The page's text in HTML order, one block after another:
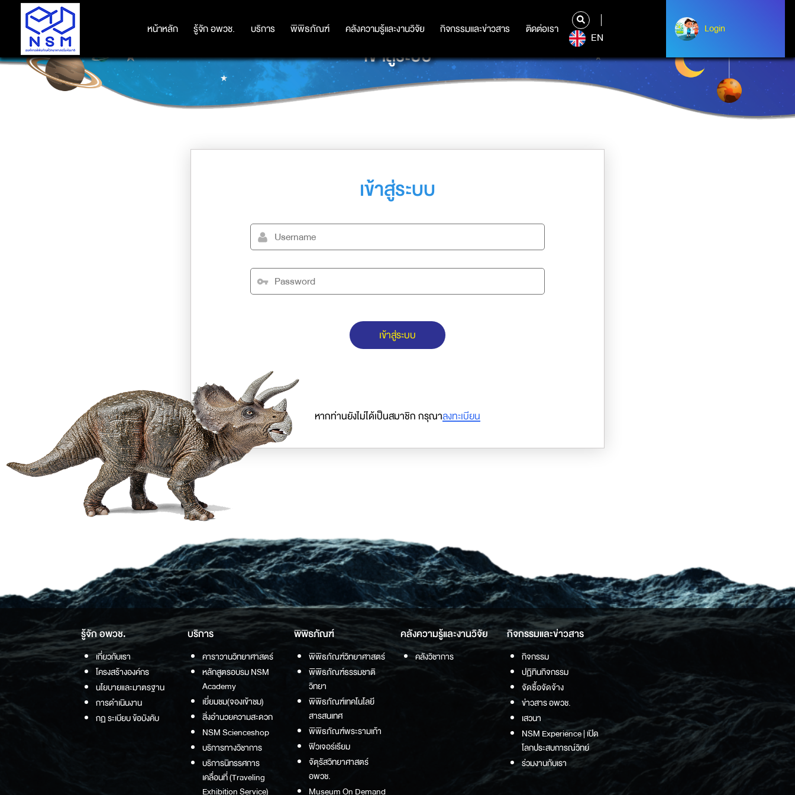
หน้าหลัก รู้จัก อพวช. บริการ พิพิธภัณฑ์ คลังความรู้และงานวิจัย กิจกรรมและข่าวสาร ติดต่อเรา
หน้าหลัก รู้จัก อพวช. บริการ พิพิธภัณฑ์ คลังความรู้และงานวิจัย กิจกรรมและข่าวสาร ติดต่อเรา
EN
Login
Albert Einstein
เข้าสู่ระบบ
เข้าสู่ระบบ
เข้าสู่ระบบ
หากท่านยังไม่ได้เป็นสมาชิก กรุณาลงทะเบียน
รู้จัก อพวช.
เกี่ยวกับเรา
โครงสร้างองค์กร
นโยบายและมาตรฐาน
การดำเนินงาน
กฏ ระเบียบ ข้อบังคับ
บริการ
คาราวานวิทยาศาสตร์
หลักสูตรอบรม NSM
Academy
เยี่ยมชม(จองเข้าชม)
สิ่งอำนวยความสะดวก
NSM Scienceshop
บริการทางวิชาการ
บริการนิทรรศการ
เคลื่อนที่ (Traveling
Exhibition Service)
พิพิธภัณฑ์
พิพิธภัณฑ์วิทยาศาสตร์
พิพิธภัณฑ์ธรรมชาติ
วิทยา
พิพิธภัณฑ์เทคโนโลยี
สารสนเทศ
พิพิธภัณฑ์พระรามเก้า
ฟิวเจอร์เรียม
จัตุรัสวิทยาศาสตร์
อพวช.
Museum On Demand
คลังความรู้และงานวิจัย
คลังวิชาการ
กิจกรรมและข่าวสาร
กิจกรรม
ปฏิทินกิจกรรม
จัดซื้อจัดจ้าง
ข่าวสาร อพวช.
เสวนา
NSM Experience | เปิด
โลกประสบการณ์วิทย์
ร่วมงานกับเรา